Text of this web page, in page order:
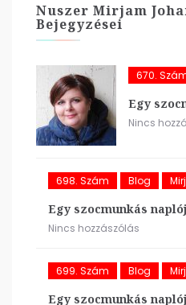
Nuszer Mirjam
Bejegyzései
670.
Egy
Nincs
698. Szám Blog
Egy szocmunkás
Nincs hozzászólás
699. Szám Blog
Egy szocmunkás